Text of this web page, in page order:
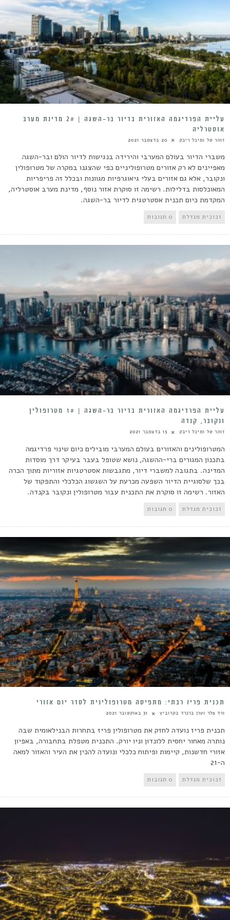
עליית הפרדיגמה האזורית בדיור בר-השגה | 2# מדינת מערב
אוסטרליה
זוהר טל ומיכל ריבק 20 בדצמבר 2021
משברי הדיור בעולם המערבי והירידה בנגישות לדיור הולם ובר-השגה
מאפיינים לא רק אזורים מטרופוליניים כפי שהצגנו במקרה של מטרופולין
ונקובר, אלא גם אזורים בעלי גיאוגרפיות מגוונות ובכלל זה פריפריות
המאוכלסות בדלילות. רשימה זו סוקרת אזור נוסף, מדינת מערב אוסטרליה,
המקדמת כיום תכנית אסטרטגית לדיור בר-השגה.
זכוכית מגדלת 0 תגובות
עליית הפרדיגמה האזורית בדיור בר-השגה | 1# מטרופולין
ונקובר, קנדה
זוהר טל ומיכל ריבק 15 בדצמבר 2021
המטרופולינים והאזורים בעולם המערבי מובילים כיום שינוי פרדיגמה
בתכנון המגורים ברי-ההשגה, נושא שטופל בעבר בעיקר דרך מוסדות
המדינה. בתגובה למשברי דיור, מתגבשות אסטרטגיות אזוריות מתוך הכרה
בכך שלסוגיית הדיור השפעה מכרעת על השגשוג הכלכלי והתפקוד של
האזור. רשימה זו סוקרת את התכנית עבור מטרופולין ונקובר בקנדה.
זכוכית מגדלת 0 תגובות
תכנית פריז רבתי: מתפיסה מטרופולינית לסדר יום אזורי
ורד פלר וערן ברנרד בקרוביץ 31 באוקטובר 2021
תכנית פריז נועדה לחזק את מטרופולין פריז בתחרות הבנילאומית שבה
נותרה מאחור יחסית ללונדון וניו יורק. התכנית מטפלת בתחבורה, באפיון
אזורי חדשנות, קיימות ופיתוח כלכלי ונועדה להכין את העיר והאזור למאה
ה-21
זכוכית מגדלת 0 תגובות